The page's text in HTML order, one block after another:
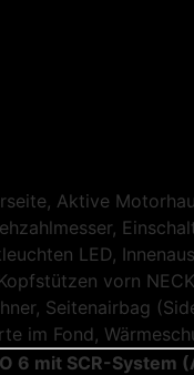
Aktive
LED,
vorn
Seitenairbag
im Fond,
6 mit SCR-System